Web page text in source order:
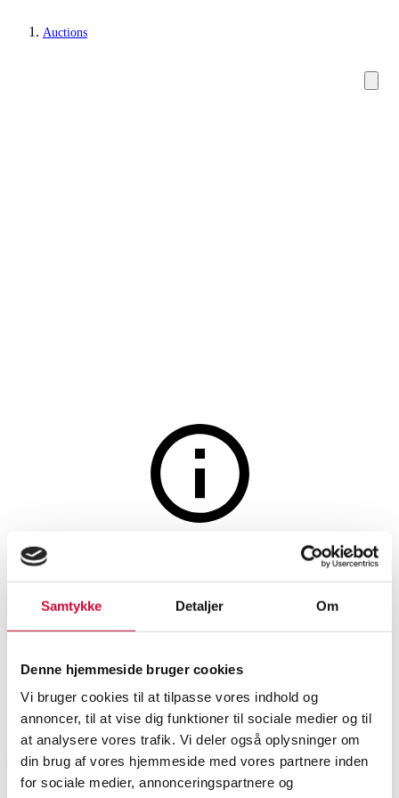
Samtykke Detaljer Om
Denne hjemmeside bruger cookies
Vi bruger cookies til at tilpasse vores indhold og
annoncer, til at vise dig funktioner til sociale medier og til
at analysere vores trafik. Vi deler også oplysninger om
din brug af vores hjemmeside med vores partnere inden
for sociale medier, annonceringspartnere og
Auctions
Silver flatware
Just Andersen for Georg
Jensen, 'Blok'. sterling silver
SHOWROOM
København
ESTIMATE
DKK 11,000
ITEM NUMBER
6536523